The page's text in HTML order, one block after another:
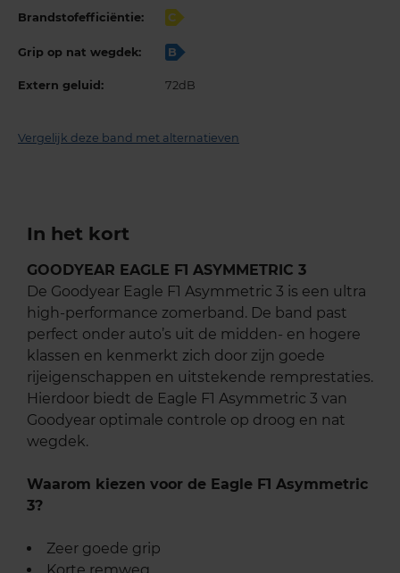
Brandstofefficiëntie: C
Grip op nat wegdek: B
Extern geluid: 72dB
Vergelijk deze band met alternatieven
In het kort
GOODYEAR EAGLE F1 ASYMMETRIC 3
De Goodyear Eagle F1 Asymmetric 3 is een ultra
high-performance zomerband. De band past
perfect onder auto’s uit de midden- en hogere
klassen en kenmerkt zich door zijn goede
rijeigenschappen en uitstekende remprestaties.
Hierdoor biedt de Eagle F1 Asymmetric 3 van
Goodyear optimale controle op droog en nat
wegdek.
Waarom kiezen voor de Eagle F1 Asymmetric
3?
Zeer goede grip